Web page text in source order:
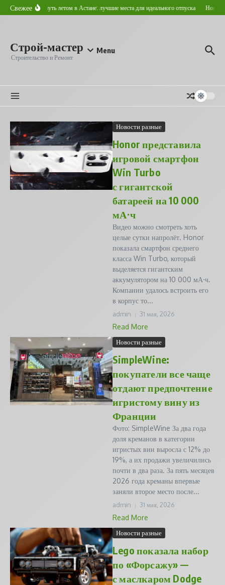
Перейти к содержанию
Свежее
Где отдохнуть летом в Астане: лучшие места для идеального отпуска
Строй-мастер
Строительство и Ремонт
Menu
Новости разные
Honor представила
игровой смартфон
Win Turbo
с гигантской
батареей на 10 000
мА⋅ч
Видео можно смотреть хоть
целые сутки напролёт. Honor
показала смартфон среднего
класса Win Turbo, который
выделяется гигантским
аккумулятором на 10 000 мА⋅ч.
Компании удалось встроить его
в корпус то...
admin 31 мая, 2026
Read More
Новости разные
SimpleWine:
покупатели все чаще
отдают предпочтение
игристому вину из
Франции
Фото: SimpleWine За два года
доля креманов в категории
игристых вин выросла с 12% до
19%, а их продажи увеличились
почти в два раза. За пять месяцев
2026 года креманы впервые
заняли второе место после...
admin 31 мая, 2026
Read More
Новости разные
Lego показала набор
по «Форсажу» —
с маслкаром Dodge